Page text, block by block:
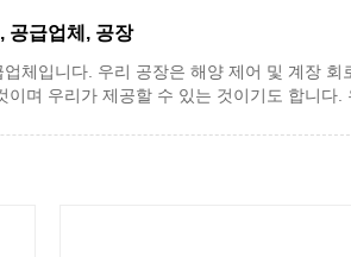
공급업체, 공장
체입니다. 우리 공장은 해양 제어 및 계장
며 우리가 제공할 수 있는 것이기도 합니다